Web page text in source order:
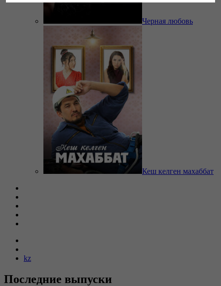
Черная любовь
Кеш келген махаббат
kz
Последние выпуски